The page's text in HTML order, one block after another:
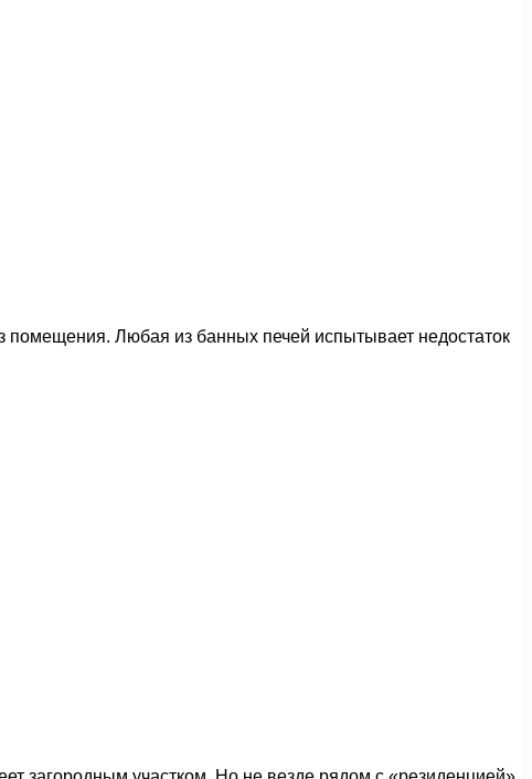
помещения. Любая из банных печей испытывает недостаток